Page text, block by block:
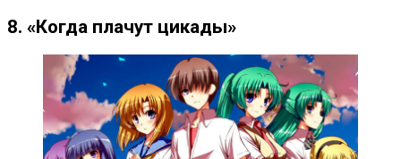
8. «Когда плачут цикады»